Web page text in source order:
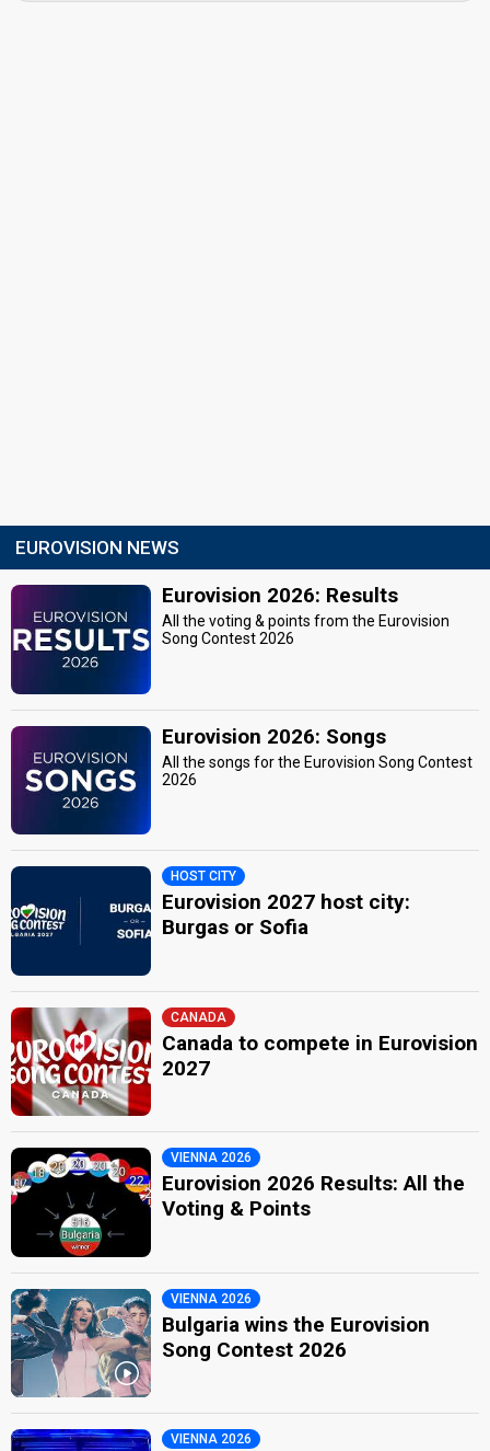
EUROVISION NEWS
Eurovision 2026: Results
All the voting & points from the Eurovision
Song Contest 2026
Eurovision 2026: Songs
All the songs for the Eurovision Song Contest
2026
HOST CITY
Eurovision 2027 host city:
Burgas or Sofia
CANADA
Canada to compete in Eurovision
2027
VIENNA 2026
Eurovision 2026 Results: All the
Voting & Points
VIENNA 2026
Bulgaria wins the Eurovision
Song Contest 2026
VIENNA 2026